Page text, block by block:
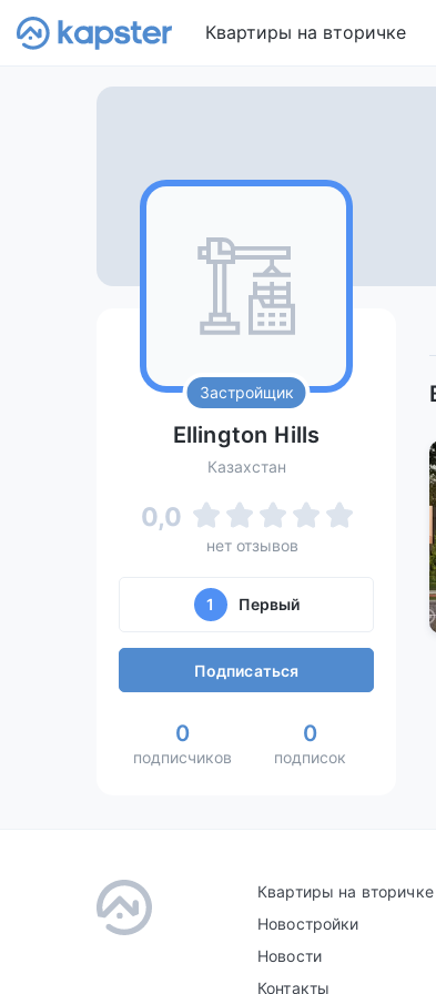
Квартиры на вторичке
Застройщик
Ellington Hills
Казахстан
0,0
нет отзывов
1 Первый
Подписаться
0
подписчиков
0
подписок
Квартиры на вторичке
Новостройки
Новости
Контакты